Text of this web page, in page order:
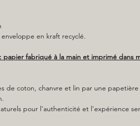
en kraft recyclé.
papier fabriqué à la main et imprimé dans
de coton, chanvre et lin par une papetière
pour l'authenticité et l'expérience